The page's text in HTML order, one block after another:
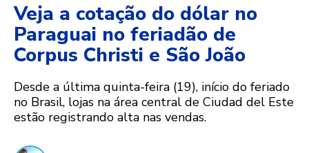
Veja a cotação do dólar no
Paraguai no feriadão de
Corpus Christi e São João
Desde a última quinta-feira (19), início do feriado
no Brasil, lojas na área central de Ciudad del Este
estão registrando alta nas vendas.